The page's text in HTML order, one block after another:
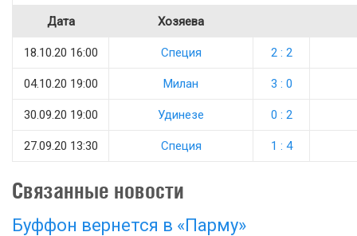
Дата Хозяева
18.10.20 16:00 Специя 2 : 2
04.10.20 19:00 Милан 3 : 0
30.09.20 19:00 Удинезе 0 : 2
27.09.20 13:30 Специя 1 : 4
Связанные новости
Буффон вернется в «Парму»